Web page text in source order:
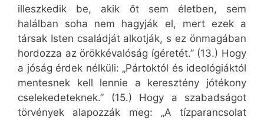
illeszkedik be, akik őt sem életben, sem
halálban soha nem hagyják el, mert ezek a
társak Isten családját alkotják, s ez önmagában
hordozza az örökkévalóság ígéretét.” (13.) Hogy
a jóság érdek nélküli: „Pártoktól és ideológiáktól
mentesnek kell lennie a keresztény jótékony
cselekedeteknek.” (15.) Hogy a szabadságot
törvények alapozzák meg: „A tízparancsolat